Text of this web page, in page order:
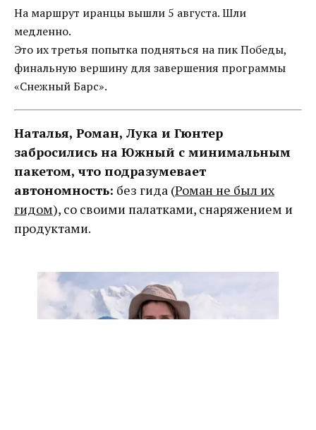
На маршрут иранцы вышли 5 августа. Шли
медленно.
Это их третья попытка подняться на пик Победы,
финальную вершину для завершения программы
«Снежный Барс».
Наталья, Роман, Лука и Гюнтер
забросились на Южный с минимальным
пакетом, что подразумевает
автономность: без гида (Роман не был их
гидом), со своими палатками, снаряжением и
продуктами.